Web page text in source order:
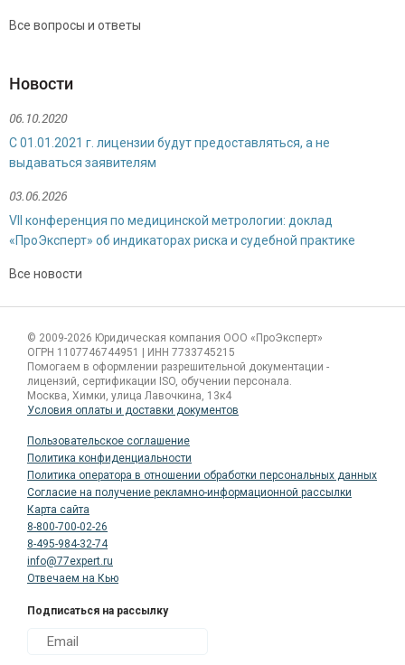
Специалист по продажам
Специалист по продажам
Все вопросы и ответы
Новости
06.10.2020
С 01.01.2021 г. лицензии будут предоставляться, а не
выдаваться заявителям
03.06.2026
VII конференция по медицинской метрологии: доклад
«ПроЭксперт» об индикаторах риска и судебной практике
Все новости
© 2009-2026 Юридическая компания ООО «ПроЭксперт»
ОГРН 1107746744951 | ИНН 7733745215
Помогаем в оформлении разрешительной документации -
лицензий, сертификации ISO, обучении персонала.
Москва, Химки, улица Лавочкина, 13к4
Условия оплаты и доставки документов
Пользовательское соглашение
Политика конфиденциальности
Политика оператора в отношении обработки персональных данных
Согласие на получение рекламно-информационной рассылки
Карта сайта
8-800-700-02-26
8-495-984-32-74
info@77expert.ru
Отвечаем на Кью
Подписаться на рассылку